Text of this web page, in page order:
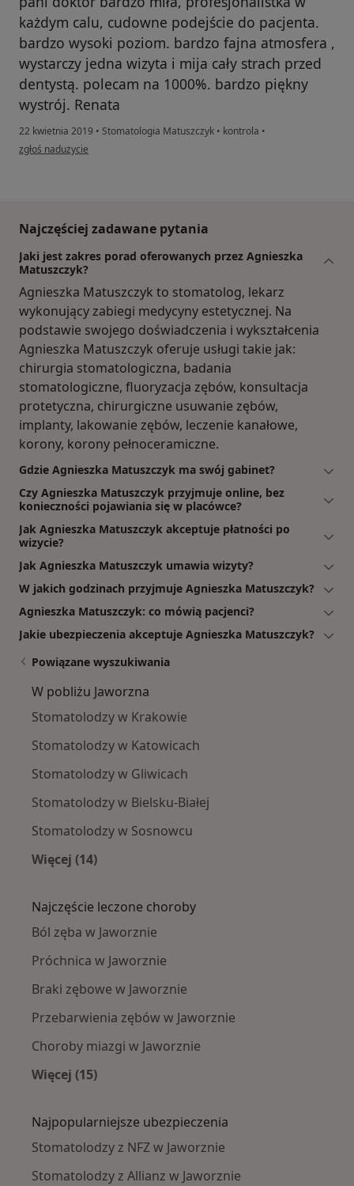
każdym calu, cudowne podejście do pacjenta.
bardzo wysoki poziom. bardzo fajna atmosfera ,
wystarczy jedna wizyta i mija cały strach przed
dentystą. polecam na 1000%. bardzo piękny
wystrój. Renata
22 kwietnia 2019 • Stomatologia Matuszczyk • kontrola •
w opinii użytkownika Konto zostało usunięte
zgłoś nadużycie
Najczęściej zadawane pytania
Jaki jest zakres porad oferowanych przez Agnieszka
Matuszczyk?
Agnieszka Matuszczyk to stomatolog, lekarz
wykonujący zabiegi medycyny estetycznej. Na
podstawie swojego doświadczenia i wykształcenia
Agnieszka Matuszczyk oferuje usługi takie jak:
chirurgia stomatologiczna, badania
stomatologiczne, fluoryzacja zębów, konsultacja
protetyczna, chirurgiczne usuwanie zębów,
implanty, lakowanie zębów, leczenie kanałowe,
korony, korony pełnoceramiczne.
Gdzie Agnieszka Matuszczyk ma swój gabinet?
Czy Agnieszka Matuszczyk przyjmuje online, bez
konieczności pojawiania się w placówce?
Jak Agnieszka Matuszczyk akceptuje płatności po
wizycie?
Jak Agnieszka Matuszczyk umawia wizyty?
W jakich godzinach przyjmuje Agnieszka Matuszczyk?
Agnieszka Matuszczyk: co mówią pacjenci?
Jakie ubezpieczenia akceptuje Agnieszka Matuszczyk?
Powiązane wyszukiwania
W pobliżu Jaworzna
Stomatolodzy w Krakowie
Stomatolodzy w Katowicach
Stomatolodzy w Gliwicach
Stomatolodzy w Bielsku-Białej
Stomatolodzy w Sosnowcu
Więcej (14)
Najczęście leczone choroby
Ból zęba w Jaworznie
Próchnica w Jaworznie
Braki zębowe w Jaworznie
Przebarwienia zębów w Jaworznie
Choroby miazgi w Jaworznie
Więcej (15)
Najpopularniejsze ubezpieczenia
Stomatolodzy z NFZ w Jaworznie
Stomatolodzy z Allianz w Jaworznie